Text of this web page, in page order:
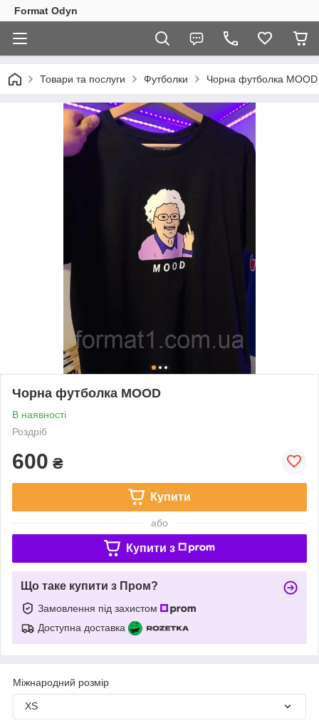
Format Odyn
Товари та послуги Футболки Чорна футболка MOOD
Чорна футболка MOOD
В наявності
Роздріб
600 ₴
Купити
або
Купити з
Що таке купити з Пром?
Замовлення під захистом
Доступна доставка
Міжнародний розмір
XS